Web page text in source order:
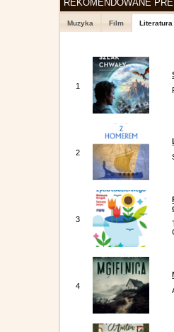
REKOMENDOWANE
Muzyka Film Literatura
1
2
3
4